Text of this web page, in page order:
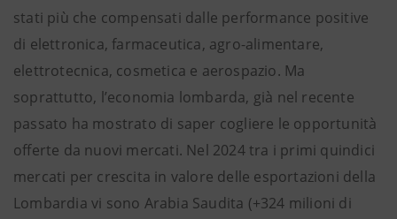
stati più che compensati dalle performance positive
di elettronica, farmaceutica, agro-alimentare,
elettrotecnica, cosmetica e aerospazio. Ma
soprattutto, l’economia lombarda, già nel recente
passato ha mostrato di saper cogliere le opportunità
offerte da nuovi mercati. Nel 2024 tra i primi quindici
mercati per crescita in valore delle esportazioni della
Lombardia vi sono Arabia Saudita (+324 milioni di